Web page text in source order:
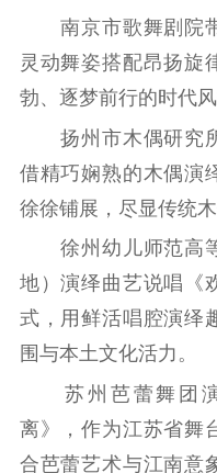
红
精品出版
电影创作
党建要闻
南京市歌舞剧院带
灵动舞姿搭配昂扬旋
勃、逐梦前行的时代风
扬州市木偶研究所
借精巧娴熟的木偶演
徐徐铺展，尽显传统
徐州幼儿师范高等
地）演绎曲艺说唱《
式，用鲜活唱腔演绎
围与本土文化活力。
苏州芭蕾舞团演
离》，作为江苏省舞
合芭蕾艺术与江南意